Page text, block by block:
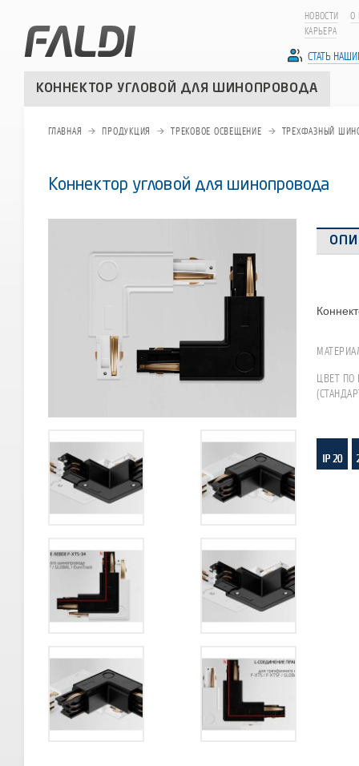
НОВОСТИ
О
КАРЬЕРА
СТАТЬ
КОННЕКТОР УГЛОВОЙ ДЛЯ ШИНОПРОВОДА
ГЛАВНАЯ ПРОДУКЦИЯ ТРЕКОВОЕ ОСВЕЩЕНИЕ ТРЕХФАЗНЫЙ
Коннектор угловой для шинопровода
ЦВЕТ ПО